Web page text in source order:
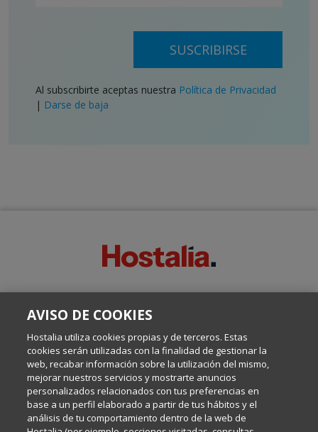
SUSCRIBIRSE
Al subscribirte aceptas nuestra Política de Privacidad
| Darse de baja
Escrito por el equipo de Comunicación de Hostalia, dirigido por
Internet y Tecnología.
Política de privacidad
Política de cookies
AVISO DE COOKIES
Hostalia utiliza cookies propias y de terceros. Estas
cookies serán utilizadas con la finalidad de gestionar la
web, recabar información sobre la utilización del mismo,
mejorar nuestros servicios y mostrarte anuncios
personalizados relacionados con tus preferencias en
base a un perfil elaborado a partir de tus hábitos y el
análisis de tu comportamiento dentro de la web de